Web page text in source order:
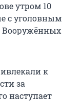
утром 10
с уголовным
Вооружённых
к
за
наступает